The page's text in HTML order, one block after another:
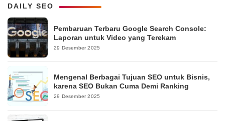
DAILY SEO
Pembaruan Terbaru Google Search Console:
Laporan untuk Video yang Terekam
29 Desember 2025
Mengenal Berbagai Tujuan SEO untuk Bisnis,
karena SEO Bukan Cuma Demi Ranking
29 Desember 2025